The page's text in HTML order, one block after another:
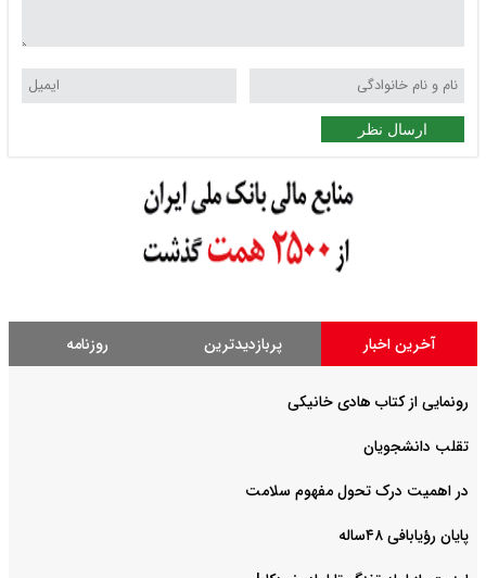
ارسال نظر
آخرین اخبار پربازدیدترین روزنامه
رونمایی از کتاب هادی خانیکی
‌تقلب دانشجویان
در اهمیت درک تحول مفهوم سلامت
پایان رؤیابافی ۴۸ساله